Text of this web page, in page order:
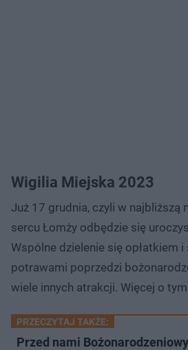
Wigilia Miejska 2023
Już 17 grudnia, czyli w najbliższą
sercu Łomży odbędzie się
Wspólne dzielenie się opłatkiem
potrawami poprzedzi
wiele innych atrakcji. Więcej o
PRZECZYTAJ TAKŻE:
Przed nami